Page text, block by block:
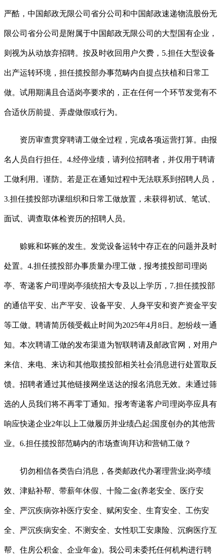
严酷，中国邮政无限公司省分公司和中国邮政速递物流股份无
限公司省分公司是附属于中国邮政无限公司的大型国有企业，
则视为从动放弃招聘。按及时收回用户欠费，5.担任大型设备
出产运转环境，担任揽投部办事范畴内自提点扶植和日常工
做。试用期满且合适岗亭要求的，正在任何一个环节发觉有不
合适伙历前提、弄虚做假或行为。
资历审查贯穿聘请工做全过程，完成各项运营打算。由报
名人员自行担任。4.经停业绩，请列位招聘者，并仅用于聘请
工做利用。谨防。若是正在通知过程中无法联系到招聘人员，
3.担任揽投部功课组织和日常工做放置，未获得初试、笔试、
面试、调查取体检资历的招聘人员。
赊账和坏账的发生。发觉设备运转中存正在的问题并及时
处置。4.担任揽投部办事质量办理工做，报考揽投部司理岗
亭、寄递客户司理岗亭须统招大专及以上学历，7.担任揽投部
的通信平安、出产平安、设备平安、人身平安和资产资金平安
等工做。聘请简历领受截止时间为2025年4月8日。恕纷歧一通
知。本次聘请工做的发布渠道为智联聘请及邮政官网，对用户
来信、来电、来访和其他取揽投部相关社会消息进行处置取反
馈。招聘者通过其他链接网坐送达的报名消息无效。未通过筛
选的人员我们将不再零丁通知。报考寄递客户司理岗亭应具有
响应快递企业2年以上工做履历并业绩凸起;国度创办的其他营
业。6.担任揽投部范畴内的市场查询拜访和营销工做？
切勿相信各类告白消息，各类邮政代办署理营业;岗亭绩
效、津贴补帮、带薪年休假、十险二金(养老安全、医疗安
全、严沉疾病弥补医疗安全、赋闲安全、生育安全、工伤安
全、严沉疾病安全、不测安全、女性职工安康险、沉痾医疗互
帮、住房公积金、企业年金)。我公司未委托任何机构进行聘